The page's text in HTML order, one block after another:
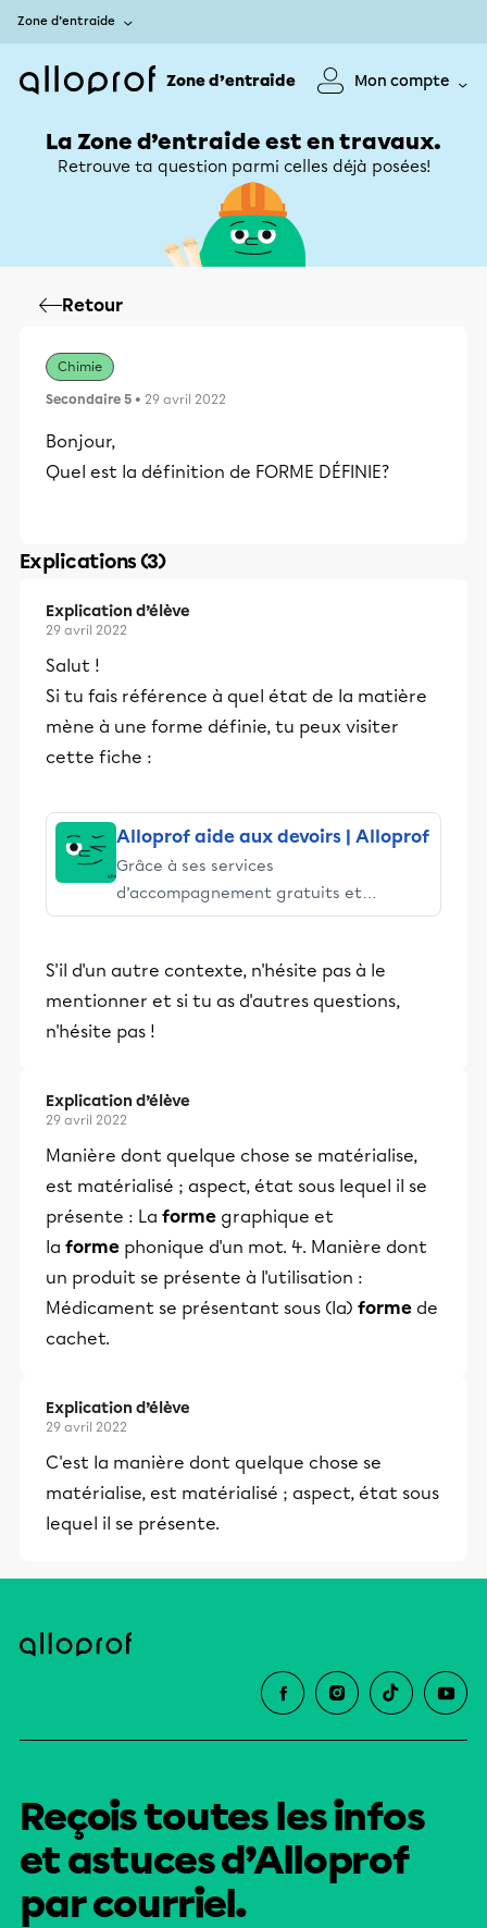
Zone d’entraide
Zone d’entraide Mon compte
La Zone d’entraide est en travaux.
Retrouve ta question parmi celles déjà posées!
Retour
Chimie
Secondaire 5 • 29 avril 2022
Bonjour,
Quel est la définition de FORME DÉFINIE?
Explications (3)
Explication d’élève
29 avril 2022
Salut !
Si tu fais référence à quel état de la matière
mène à une forme définie, tu peux visiter
cette fiche :
Alloprof aide aux devoirs | Alloprof
Grâce à ses services
d’accompagnement gratuits et
stimulants, Alloprof engage les élèves
éducative.
S'il d'un autre contexte, n'hésite pas à le
mentionner et si tu as d'autres questions,
n'hésite pas !
Explication d’élève
29 avril 2022
Manière dont quelque chose se matérialise,
est matérialisé ; aspect, état sous lequel il se
présente : La forme graphique et
la forme phonique d'un mot. 4. Manière dont
un produit se présente à l'utilisation :
Médicament se présentant sous (la) forme de
cachet.
Explication d’élève
29 avril 2022
C'est la manière dont quelque chose se
matérialise, est matérialisé ; aspect, état sous
lequel il se présente.
Reçois toutes les infos
et astuces d’Alloprof
par courriel.